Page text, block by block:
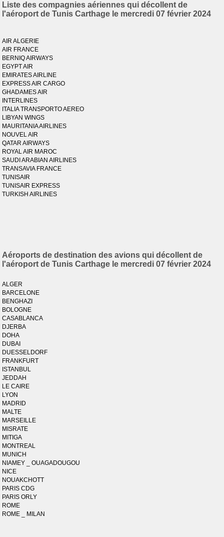
Liste des compagnies aériennes qui décollent de
l'aéroport de Tunis Carthage le mercredi 07 février 2024
AIR ALGERIE
AIR FRANCE
BERNIQ AIRWAYS
EGYPT AIR
EMIRATES AIRLINE
EXPRESS AIR CARGO
GHADAMES AIR
INTERLINES
ITALIA TRANSPORTO AEREO
LIBYAN WINGS
MAURITANIA AIRLINES
NOUVEL AIR
QATAR AIRWAYS
ROYAL AIR MAROC
SAUDI ARABIAN AIRLINES
TRANSAVIA FRANCE
TUNISAIR
TUNISAIR EXPRESS
TURKISH AIRLINES
Aéroports de destination des avions qui décollent de
l'aéroport de Tunis Carthage le mercredi 07 février 2024
ALGER
BARCELONE
BENGHAZI
BOLOGNE
CASABLANCA
DJERBA
DOHA
DUBAI
DUESSELDORF
FRANKFURT
ISTANBUL
JEDDAH
LE CAIRE
LYON
MADRID
MALTE
MARSEILLE
MISRATE
MITIGA
MONTREAL
MUNICH
NIAMEY _ OUAGADOUGOU
NICE
NOUAKCHOTT
PARIS CDG
PARIS ORLY
ROME
ROME _ MILAN